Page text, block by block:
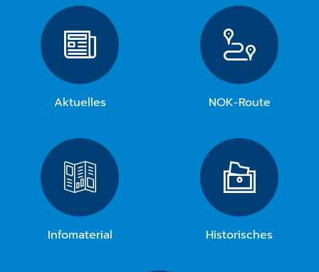
Aktuelles NOK-Route
Infomaterial Historisches